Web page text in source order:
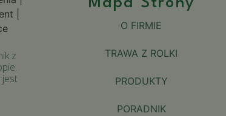
z
jest
Mapa Strony
O FIRMIE
TRAWA Z ROLKI
PRODUKTY
PORADNIK